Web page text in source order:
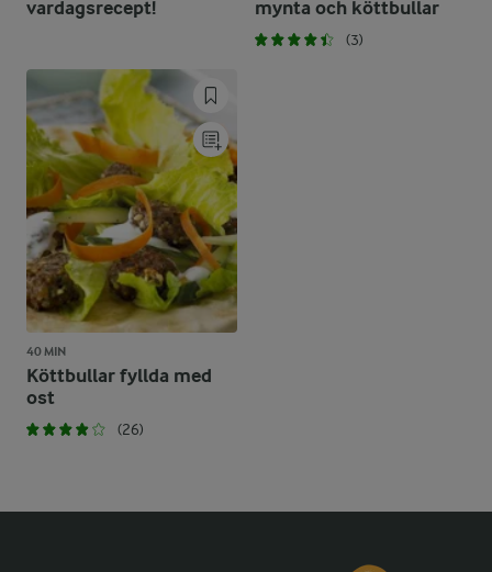
vardagsrecept! mynta och köttbullar
(3)
40 MIN
Köttbullar fyllda med
ost
(26)